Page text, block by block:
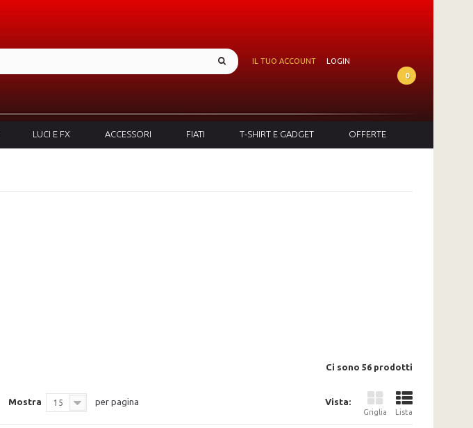
IL TUO ACCOUNT
LOGIN
0
LUCI E FX ACCESSORI FIATI T-SHIRT E GADGET OFFERTE
Ci sono 56 prodotti
Vista:
Griglia Lista
Mostra 15 per pagina